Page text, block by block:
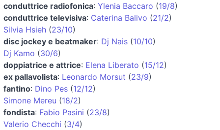
conduttrice radiofonica: Ylenia Baccaro (19/8)
conduttrice televisiva: Caterina Balivo (21/2)
Silvia Hsieh (23/10)
disc jockey e beatmaker: Dj Nais (10/10)
Dj Kamo (30/6)
doppiatrice e attrice: Elena Liberato (15/12)
ex pallavolista: Leonardo Morsut (23/9)
fantino: Dino Pes (12/12)
Simone Mereu (18/2)
fondista: Fabio Pasini (23/8)
Valerio Checchi (3/4)